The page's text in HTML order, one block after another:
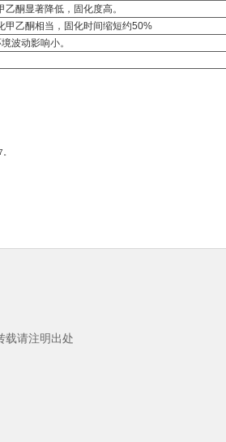
酮显著降低，固化度高。
甲乙酮相当，固化时间缩短约50%
波动影响小。
载请注明出处